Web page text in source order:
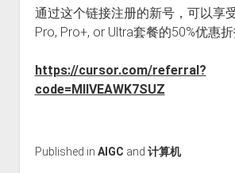
通过这个链接注册的新号，可以享
Pro, Pro+, or Ultra套餐的50%优惠折
https://cursor.com/referral?
code=MIIVEAWK7SUZ
Published in AIGC and 计算机